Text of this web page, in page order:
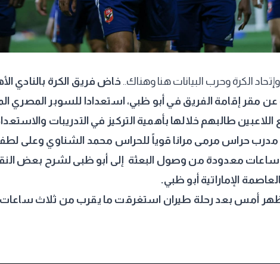
الكرة وحرب البيانات هنا وهناك..خاض فريق الكرة بالنادي
اللاعبين طالبهم خلالها بأهمية التركيز في التدريبات
مدرب حراس مرمى مرانا قوياً للحراس محمد الشناوي وعلى
ساعات معدودة من وصول البعثة إلى أبو ظبى لشرح بعض
الإماراتية أبو ظبي.
أمس بعد رحلة طيران استغرقت ما يقرب من ثلاث ساعات